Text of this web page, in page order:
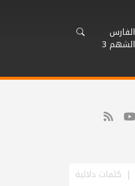
الفارس
الشهم 3
كلمات دلالية